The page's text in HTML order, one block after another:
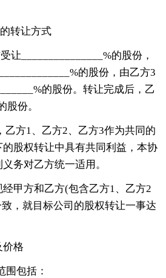
转让方式
让_______________%的股份，
的股份，由乙方3
的股份。转让完成后，乙
股份。
乙方1、乙方2、乙方3作为共同的
股权转让中具有共同利益，本协
务对乙方统一适用。
甲方和乙方(包含乙方1、乙方2
，就目标公司的股权转让一事达
价格
围包括：